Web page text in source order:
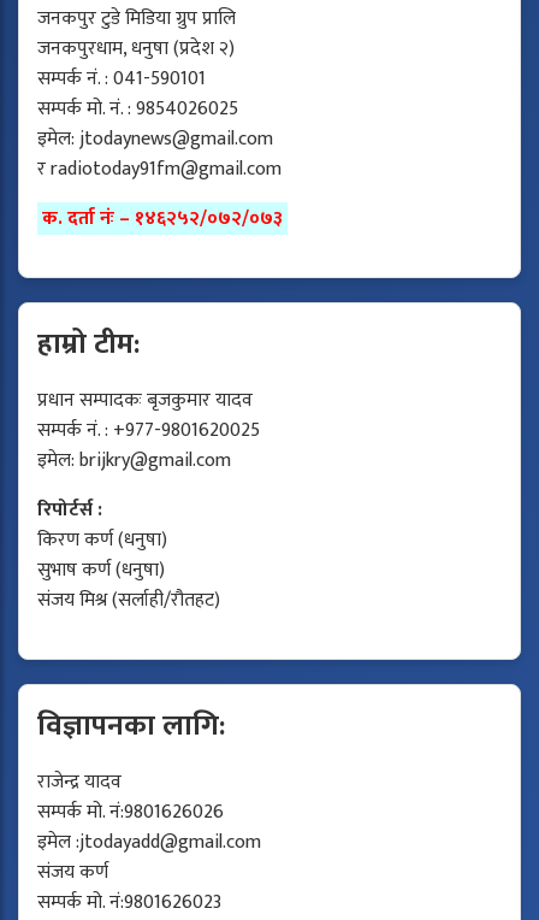
जनकपुर टुडे मिडिया ग्रुप प्रालि
जनकपुरधाम, धनुषा (प्रदेश २)
सम्पर्क नं. : 041-590101
सम्पर्क मो. नं. : 9854026025
इमेल:jtodaynews@gmail.com
रradiotoday91fm@gmail.com
क. दर्ता नंः – १४६२५२/०७२/०७३
हाम्रो टीम:
प्रधान सम्पादकः बृजकुमार यादव
सम्पर्क नं. : +977-9801620025
इमेल:brijkry@gmail.com
रिपोर्टर्स :
किरण कर्ण (धनुषा)
सुभाष कर्ण (धनुषा)
संजय मिश्र (सर्लाही/रौतहट)
विज्ञापनका लागि:
राजेन्द्र यादव
सम्पर्क मो. नं:9801626026
इमेल :jtodayadd@gmail.com
संजय कर्ण
सम्पर्क मो. नं:9801626023